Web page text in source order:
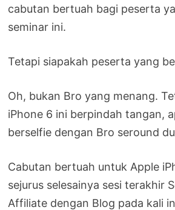
cabutan bertuah bagi peserta
seminar ini.
Tetapi siapakah peserta yang
Oh, bukan Bro yang menang.
iPhone 6 ini berpindah tangan,
berselfie dengan Bro seround
Cabutan bertuah untuk Apple
sejurus selesainya sesi terakhir
Affiliate dengan Blog pada kali